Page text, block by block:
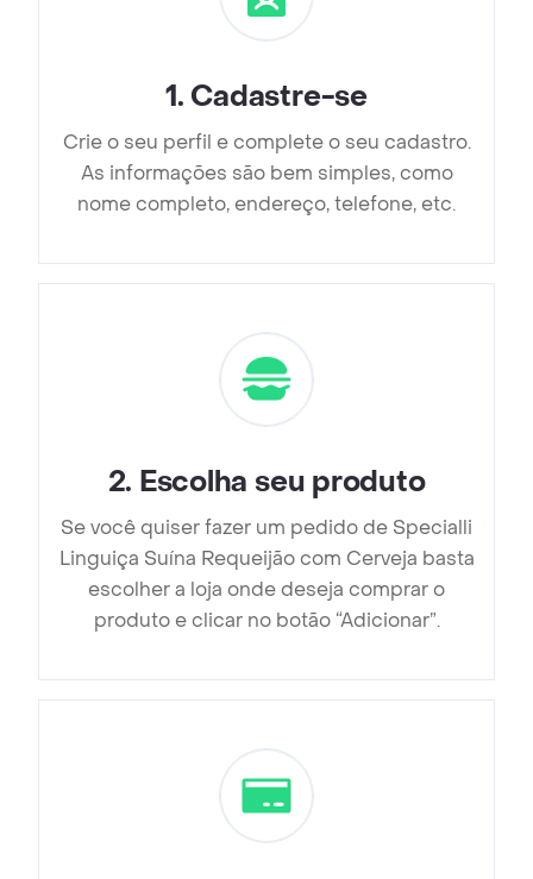
1. Cadastre-se
Crie o seu perfil e complete o seu cadastro.
As informações são bem simples, como
nome completo, endereço, telefone, etc.
2. Escolha seu produto
Se você quiser fazer um pedido de Specialli
Linguiça Suína Requeijão com Cerveja basta
escolher a loja onde deseja comprar o
produto e clicar no botão “Adicionar”.